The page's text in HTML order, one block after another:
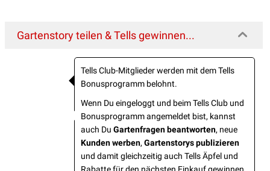
Gartenstory teilen & Tells gewinnen...
Tells Club-Mitglieder werden mit dem Tells
Bonusprogramm belohnt.
Wenn Du eingeloggt und beim Tells Club und
Bonusprogramm angemeldet bist, kannst
auch Du Gartenfragen beantworten, neue
Kunden werben, Gartenstorys publizieren
und damit gleichzeitig auch Tells Äpfel und
Rabatte für den nächsten Einkauf gewinnen.